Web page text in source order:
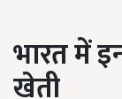
भारत में
खेती